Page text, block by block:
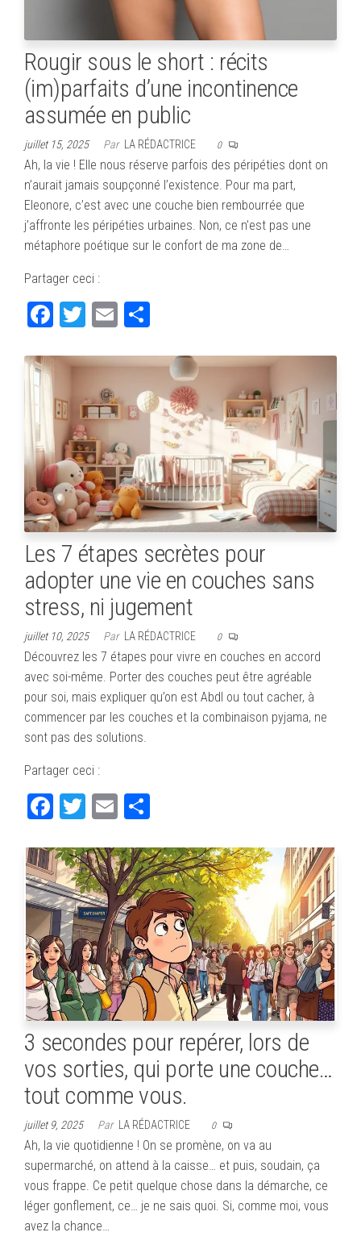
Rougir sous le short : récits
(im)parfaits d’une incontinence
assumée en public
juillet 15, 2025 Par LA RÉDACTRICE 0
Ah, la vie ! Elle nous réserve parfois des péripéties dont on
n’aurait jamais soupçonné l’existence. Pour ma part,
Eleonore, c’est avec une couche bien rembourrée que
j’affronte les péripéties urbaines. Non, ce n’est pas une
métaphore poétique sur le confort de ma zone de…
Partager ceci :
Fa
bo
ok
T
tte
r
E
ail ag
er
Les 7 étapes secrètes pour
adopter une vie en couches sans
stress, ni jugement
juillet 10, 2025 Par LA RÉDACTRICE 0
Découvrez les 7 étapes pour vivre en couches en accord
avec soi-même. Porter des couches peut être agréable
pour soi, mais expliquer qu’on est Abdl ou tout cacher, à
commencer par les couches et la combinaison pyjama, ne
sont pas des solutions.
Partager ceci :
Fa
bo
ok
T
tte
r
E
ail ag
er
3 secondes pour repérer, lors de
vos sorties, qui porte une couche…
tout comme vous.
juillet 9, 2025 Par LA RÉDACTRICE 0
Ah, la vie quotidienne ! On se promène, on va au
supermarché, on attend à la caisse… et puis, soudain, ça
vous frappe. Ce petit quelque chose dans la démarche, ce
léger gonflement, ce… je ne sais quoi. Si, comme moi, vous
avez la chance…